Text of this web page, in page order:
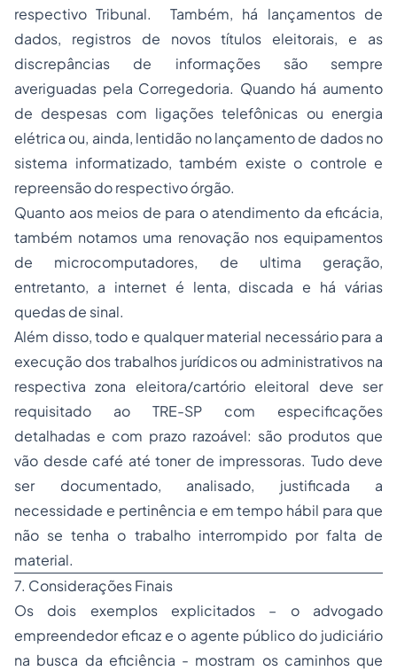
respectivo Tribunal. Também, há lançamentos de
dados, registros de novos títulos eleitorais, e as
discrepâncias de informações são sempre
averiguadas pela Corregedoria. Quando há aumento
de despesas com ligações telefônicas ou energia
elétrica ou, ainda, lentidão no lançamento de dados no
sistema informatizado, também existe o controle e
repreensão do respectivo órgão.
Quanto aos meios de para o atendimento da eficácia,
também notamos uma renovação nos equipamentos
de microcomputadores, de ultima geração,
entretanto, a internet é lenta, discada e há várias
quedas de sinal.
Além disso, todo e qualquer material necessário para a
execução dos trabalhos jurídicos ou administrativos na
respectiva zona eleitora/cartório eleitoral deve ser
requisitado ao TRE-SP com especificações
detalhadas e com prazo razoável: são produtos que
vão desde café até toner de impressoras. Tudo deve
ser documentado, analisado, justificada a
necessidade e pertinência e em tempo hábil para que
não se tenha o trabalho interrompido por falta de
material.
7. Considerações Finais
Os dois exemplos explicitados – o advogado
empreendedor eficaz e o agente público do judiciário
na busca da eficiência - mostram os caminhos que